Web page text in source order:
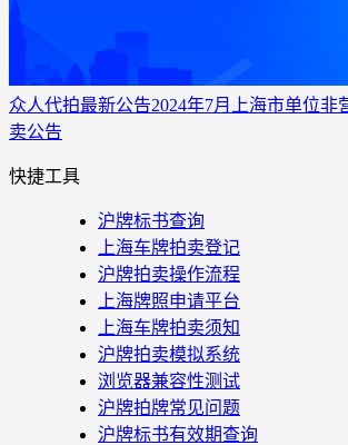
众人代拍最新公告2024年7月上海市单位非
卖公告
快捷工具
沪牌标书查询
上海车牌拍卖登记
沪牌拍卖操作流程
上海牌照申请平台
上海车牌拍卖须知
沪牌拍卖模拟系统
浏览器兼容性测试
沪牌拍牌常见问题
沪牌标书有效期查询